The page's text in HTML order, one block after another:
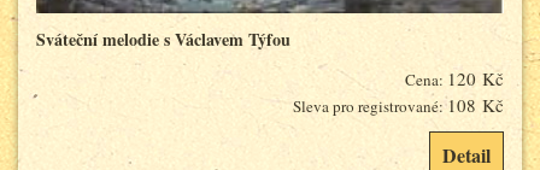
Sváteční melodie s Václavem Týfou
Cena: 120 Kč
Sleva pro registrované:108 Kč
Detail